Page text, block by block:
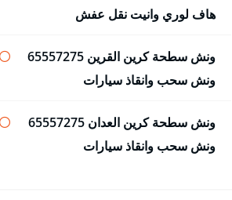
هاف لوري وانيت نقل عفش
ونش سطحة كرين القرين 65557275
ونش سحب وانقاذ سيارات
ونش سطحة كرين العدان 65557275
ونش سحب وانقاذ سيارات